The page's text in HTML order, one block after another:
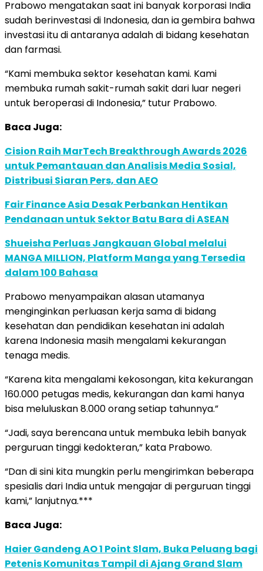
Prabowo mengatakan saat ini banyak korporasi India
sudah berinvestasi di Indonesia, dan ia gembira bahwa
investasi itu di antaranya adalah di bidang kesehatan
dan farmasi.
“Kami membuka sektor kesehatan kami. Kami
membuka rumah sakit-rumah sakit dari luar negeri
untuk beroperasi di Indonesia,” tutur Prabowo.
Baca Juga:
Cision Raih MarTech Breakthrough Awards 2026
untuk Pemantauan dan Analisis Media Sosial,
Distribusi Siaran Pers, dan AEO
Fair Finance Asia Desak Perbankan Hentikan
Pendanaan untuk Sektor Batu Bara di ASEAN
Shueisha Perluas Jangkauan Global melalui
MANGA MILLION, Platform Manga yang Tersedia
dalam 100 Bahasa
Prabowo menyampaikan alasan utamanya
menginginkan perluasan kerja sama di bidang
kesehatan dan pendidikan kesehatan ini adalah
karena Indonesia masih mengalami kekurangan
tenaga medis.
“Karena kita mengalami kekosongan, kita kekurangan
160.000 petugas medis, kekurangan dan kami hanya
bisa meluluskan 8.000 orang setiap tahunnya.”
“Jadi, saya berencana untuk membuka lebih banyak
perguruan tinggi kedokteran,” kata Prabowo.
“Dan di sini kita mungkin perlu mengirimkan beberapa
spesialis dari India untuk mengajar di perguruan tinggi
kami,” lanjutnya.***
Baca Juga:
Haier Gandeng AO 1 Point Slam, Buka Peluang bagi
Petenis Komunitas Tampil di Ajang Grand Slam